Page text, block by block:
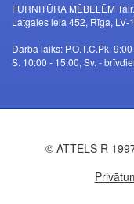
FURNITŪRA MĒBELĒM
Latgales iela 452, Rīga, LV-
Darba laiks: P.O.T.C.Pk.
S. 10:00 - 15:00, Sv. -
© ATTĒLS R